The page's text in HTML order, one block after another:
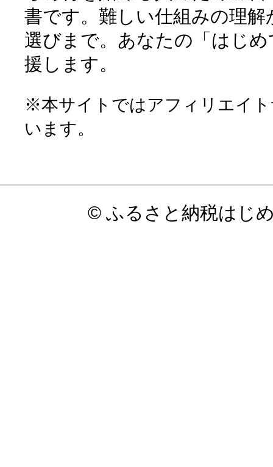
書です。難しい仕組みの理
選びまで。あなたの「はじ
援します。
※本サイトではアフィリエイ
います。
© ふるさと納税はじ